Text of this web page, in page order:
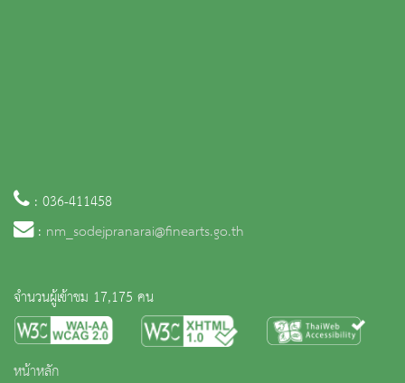
: 036-411458
: nm_sodejpranarai@finearts.go.th
จำนวนผู้เข้าชม 17,175 คน
หน้าหลัก